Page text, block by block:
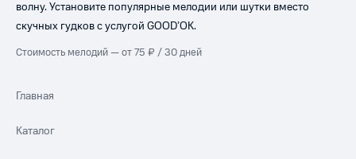
волну. Установите популярные мелодии или шутки вместо
скучных гудков с услугой GOOD’OK.
Стоимость мелодий — от 75 ₽ / 30 дней
Главная
Каталог